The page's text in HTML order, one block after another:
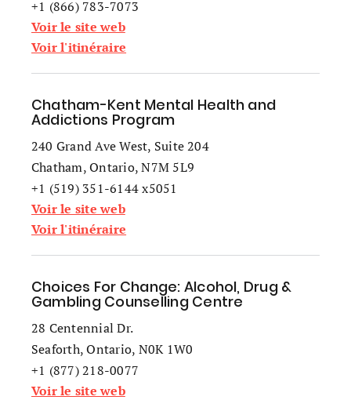
+1 (866) 783-7073
Voir le site web
Voir l'itinéraire
Chatham-Kent Mental Health and
Addictions Program
240 Grand Ave West, Suite 204
Chatham, Ontario, N7M 5L9
+1 (519) 351-6144 x5051
Voir le site web
Voir l'itinéraire
Choices For Change: Alcohol, Drug &
Gambling Counselling Centre
28 Centennial Dr.
Seaforth, Ontario, N0K 1W0
+1 (877) 218-0077
Voir le site web